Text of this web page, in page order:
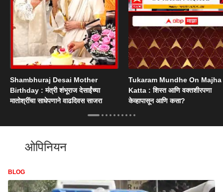
Shambhuraj Desai Mother
Birthday : मंत्री शंभूराज देसाईंच्या
मातोश्रींचा साधेपणाने वाढदिवस साजरा
Tukaram Mundhe On Majha
Katta : शिस्त आणि वक्तशीरपणा
केव्हापासून आणि कसा?
ओपिनियन
BLOG